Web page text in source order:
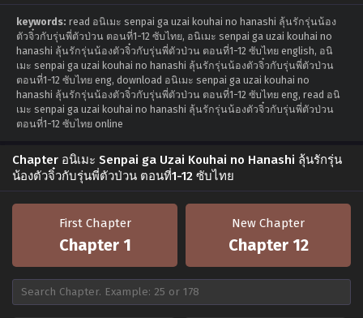
keywords: read อนิเมะ senpai ga uzai kouhai no hanashi ลุ้นรักรุ่นน้อง
ตัวจิ๋วกับรุ่นพี่ตัวป่วน ตอนที่1-12 ซับไทย, อนิเมะ senpai ga uzai kouhai no
hanashi ลุ้นรักรุ่นน้องตัวจิ๋วกับรุ่นพี่ตัวป่วน ตอนที่1-12 ซับไทย english, อนิ
เมะ senpai ga uzai kouhai no hanashi ลุ้นรักรุ่นน้องตัวจิ๋วกับรุ่นพี่ตัวป่วน
ตอนที่1-12 ซับไทย eng, download อนิเมะ senpai ga uzai kouhai no
hanashi ลุ้นรักรุ่นน้องตัวจิ๋วกับรุ่นพี่ตัวป่วน ตอนที่1-12 ซับไทย eng, read อนิ
เมะ senpai ga uzai kouhai no hanashi ลุ้นรักรุ่นน้องตัวจิ๋วกับรุ่นพี่ตัวป่วน
ตอนที่1-12 ซับไทย online
Chapter อนิเมะ Senpai ga Uzai Kouhai no Hanashi ลุ้นรักรุ่น
น้องตัวจิ๋วกับรุ่นพี่ตัวป่วน ตอนที่1-12 ซับไทย
First Chapter
Chapter 1
New Chapter
Chapter 12